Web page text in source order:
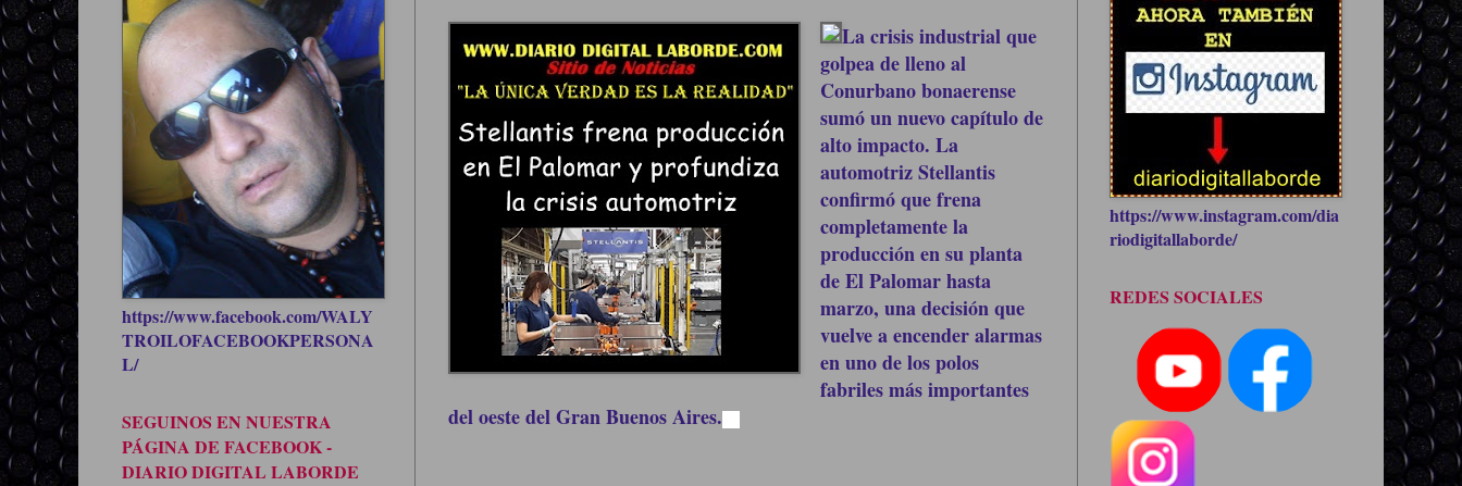
La crisis industrial que
golpea de lleno al
Conurbano bonaerense
sumó un nuevo capítulo de
alto impacto. La
automotriz Stellantis
confirmó que frena
completamente la
producción en su planta
de El Palomar hasta
marzo, una decisión que
vuelve a encender alarmas
en uno de los polos
fabriles más importantes
del oeste del Gran Buenos Aires.
https://www.facebook.com/WALY
TROILOFACEBOOKPERSONA
L/
SEGUINOS EN NUESTRA
PÁGINA DE FACEBOOK -
DIARIO DIGITAL LABORDE
https://www.instagram.com/dia
riodigitallaborde/
REDES SOCIALES